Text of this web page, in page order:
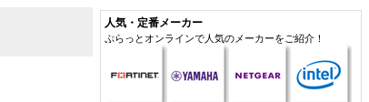
人気・定番メーカー
ぷらっとオンラインで人気のメーカーをご紹介！